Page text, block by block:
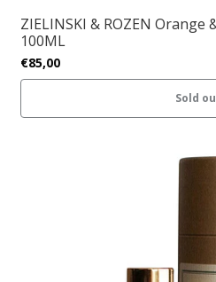
ZIELINSKI & ROZEN Orange
100ML
€85,00
Sold